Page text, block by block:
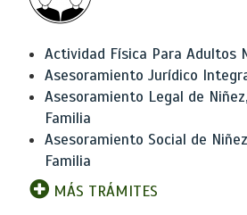
Actividad Física Para Adultos
Asesoramiento Jurídico
Asesoramiento Legal de
Familia
Asesoramiento Social de
Familia
MÁS TRÁMITES